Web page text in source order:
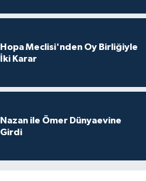
Hopa Meclisi'nden Oy Birliğiyle
İki Karar
Nazan ile Ömer Dünyaevine
Girdi